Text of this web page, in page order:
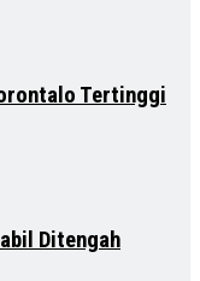
Tertinggi
Ditengah